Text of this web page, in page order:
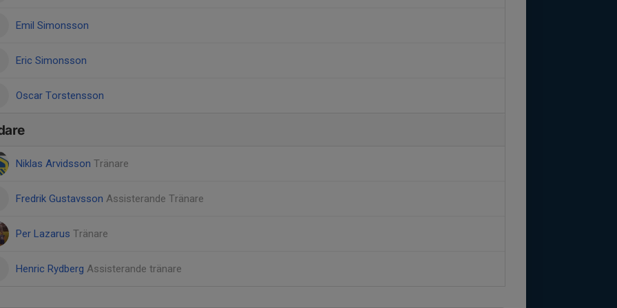
Emil Simonsson
Eric Simonsson
Oscar Torstensson
Niklas Arvidsson Tränare
Fredrik Gustavsson Assisterande Tränare
Per Lazarus Tränare
Henric Rydberg Assisterande tränare